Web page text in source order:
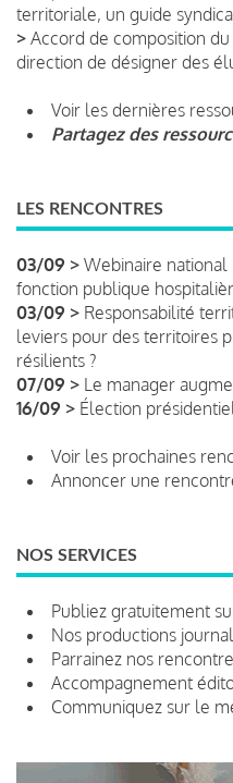
territoriale, un guide
> Accord de composition
direction de désigner des
Voir les dernières
Partagez des
LES RENCONTRES
03/09 > Webinaire national
fonction publique
03/09 > Responsabilité
leviers pour des territoires
résilients ?
07/09 > Le manager
16/09 > Élection
Voir les prochaines
Annoncer une
NOS SERVICES
Publiez gratuitement
Nos productions
Parrainez nos
Accompagnement
Communiquez sur le